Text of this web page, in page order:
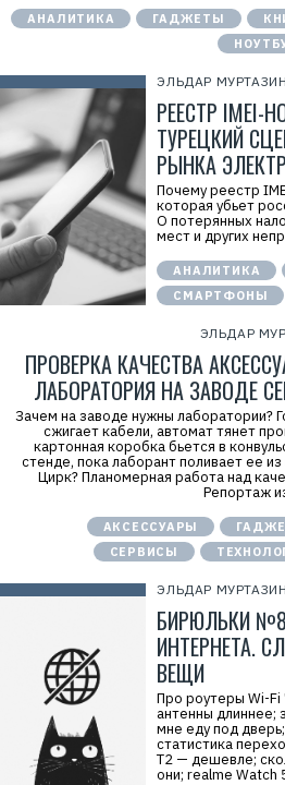
АНАЛИТИКА ГАДЖЕТЫ
ЭЛЬДАР МУРТАЗИН
РЕЕСТР IMEI-
ТУРЕЦКИЙ
РЫНКА
Почему реестр
которая убьет
О потерянных
мест и других
АНАЛИТИКА
СМАРТФОНЫ
ЭЛЬДАР
ПРОВЕРКА КАЧЕСТВА
ЛАБОРАТОРИЯ НА ЗАВОДЕ
Зачем на заводе нужны лаборатории?
сжигает кабели, автомат тянет
картонная коробка бьется в
стенде, пока лаборант поливает ее
Цирк? Планомерная работа над
Репортаж
АКСЕССУАРЫ
СЕРВИСЫ
ЭЛЬДАР МУРТАЗИН
БИРЮЛЬКИ
ИНТЕРНЕТА.
ВЕЩИ
Про роутеры Wi-Fi
антенны длиннее;
мне еду под
статистика
Т2 — дешевле;
они; realme Watch